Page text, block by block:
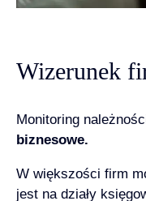
Wizerunek
Monitoring
biznesowe.
W większości firm
jest na działy